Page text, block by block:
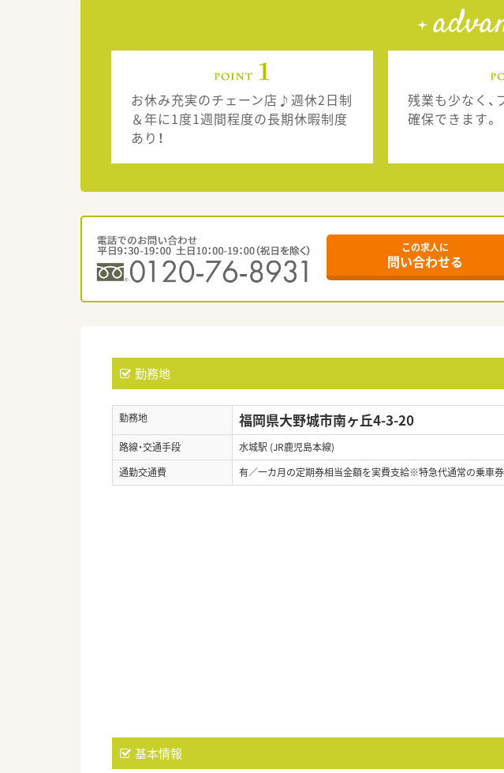
お休み充実のチェーン店♪週休2日制
＆年に1度1週間程度の長期休暇制度
あり！
残業も少なく、
確保できます。
この求人に
問い合わせる
勤務地
勤務地 福岡県大野城市南ヶ丘4-3-20
路線・交通手段
水城駅 (JR鹿児島本線)
通勤交通費
有／一カ月の定期券相当金額を実費支給※特急代通常の乗車
基本情報